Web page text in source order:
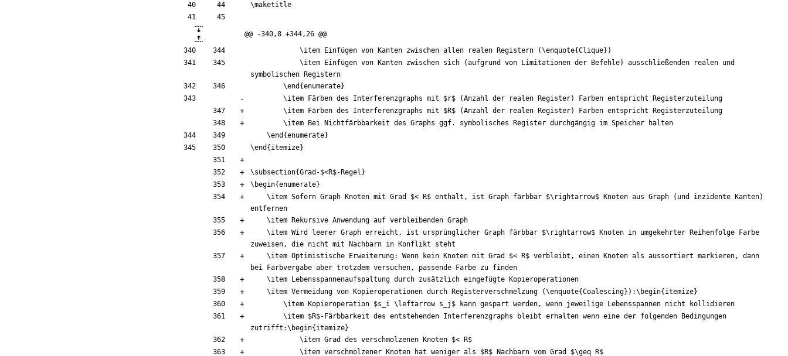
\maketitle
@@ -340,8 +344,26 @@
\item Einfügen von Kanten zwischen allen realen Registern (\enquote{Clique} )
\item Einfügen von Kanten zwischen sich (aufgrund von Limitationen der Befehle) ausschließenden realen und
symbolischen Registern
\end {enumerate}
\item Färben des Interferenzgraphs mit $r$ (Anzahl der realen Register) Farben entspricht Registerzuteilung
\item Färben des Interferenzgraphs mit $R$ (Anzahl der realen Register) Farben entspricht Registerzuteilung
\item Bei Nichtfärbbarkeit des Graphs ggf. symbolisches Register durchgängig im Speicher halten
\end {enumerate}
\end { itemize}
\subsection{Grad-$<R$-Regel }
\begin{enumerate}
\item Sofern Graph Knoten mit Grad $< R$ enthält, ist Graph färbbar $\rightarrow$ Knoten aus Graph (und inzidente Kanten)
entfernen
\item Rekursive Anwendung auf verbleibenden Graph
\item Wird leerer Graph erreicht, ist ursprünglicher Graph färbbar $\rightarrow$ Knoten in umgekehrter Reihenfolge Farbe
zuweisen, die nicht mit Nachbarn in Konflikt steht
\item Optimistische Erweiterung: Wenn kein Knoten mit Grad $< R$ verbleibt, einen Knoten als aussortiert markieren, dann
bei Farbvergabe aber trotzdem versuchen, passende Farbe zu finden
\item Lebensspannenaufspaltung durch zusätzlich eingefügte Kopieroperationen
\item Vermeidung von Kopieroperationen durch Registerverschmelzung (\enquote{Coalescing} ):\begin{ itemize}
\item Kopieroperation $s i \leftarrow s j $ kann gespart werden, wenn jeweilige Lebensspannen nicht kollidieren
\item $R$-Färbbarkeit des entstehenden Interferenzgraphs bleibt erhalten wenn eine der folgenden Bedingungen
zutrifft:\begin{ itemize}
\item Grad des verschmolzenen Knoten $< R$
\item verschmolzener Knoten hat weniger als $R$ Nachbarn vom Grad $\geq R$